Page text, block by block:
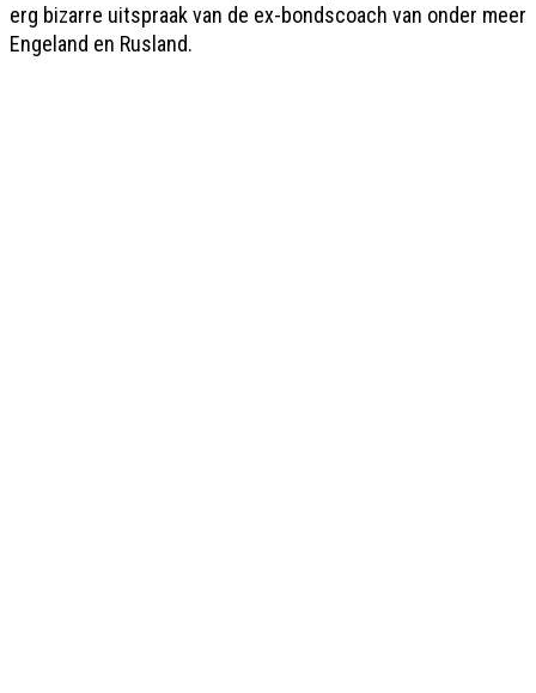
erg bizarre uitspraak van de ex-bondscoach van onder meer
Engeland en Rusland.